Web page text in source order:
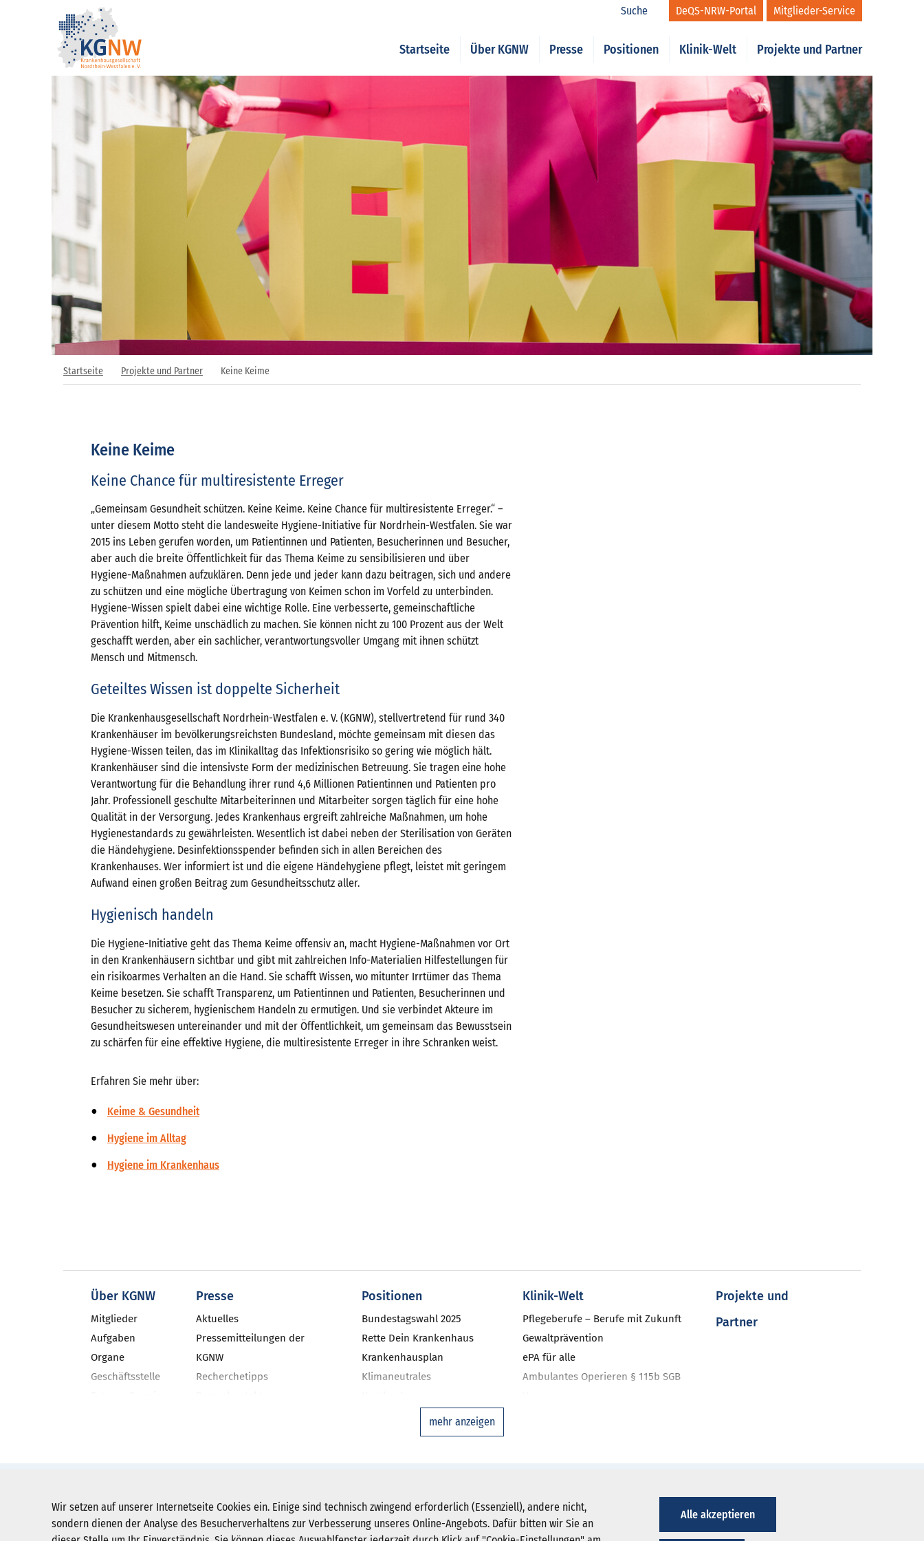
Wir setzen auf unserer Internetseite Cookies ein. Einige sind technisch zwingend erforderlich (Essenziell), andere nicht,
sondern dienen der Analyse des Besucherverhaltens zur Verbesserung unseres Online-Angebots. Dafür bitten wir Sie an
Alle akzeptieren
Suche DeQS-NRW-Portal Mitglieder-Service
Startseite Über KGNW Presse Positionen Klinik-Welt Projekte und Partner
Startseite Projekte und Partner Keine Keime
Keine Keime
Keine Chance für multiresistente Erreger
„Gemeinsam Gesundheit schützen. Keine Keime. Keine Chance für multiresistente Erreger.“ –
unter diesem Motto steht die landesweite Hygiene-Initiative für Nordrhein-Westfalen. Sie war
2015 ins Leben gerufen worden, um Patientinnen und Patienten, Besucherinnen und Besucher,
aber auch die breite Öffentlichkeit für das Thema Keime zu sensibilisieren und über
Hygiene-Maßnahmen aufzuklären. Denn jede und jeder kann dazu beitragen, sich und andere
zu schützen und eine mögliche Übertragung von Keimen schon im Vorfeld zu unterbinden.
Hygiene-Wissen spielt dabei eine wichtige Rolle. Eine verbesserte, gemeinschaftliche
Prävention hilft, Keime unschädlich zu machen. Sie können nicht zu 100 Prozent aus der Welt
geschafft werden, aber ein sachlicher, verantwortungsvoller Umgang mit ihnen schützt
Mensch und Mitmensch.
Geteiltes Wissen ist doppelte Sicherheit
Die Krankenhausgesellschaft Nordrhein-Westfalen e. V. (KGNW), stellvertretend für rund 340
Krankenhäuser im bevölkerungsreichsten Bundesland, möchte gemeinsam mit diesen das
Hygiene-Wissen teilen, das im Klinikalltag das Infektionsrisiko so gering wie möglich hält.
Krankenhäuser sind die intensivste Form der medizinischen Betreuung. Sie tragen eine hohe
Verantwortung für die Behandlung ihrer rund 4,6 Millionen Patientinnen und Patienten pro
Jahr. Professionell geschulte Mitarbeiterinnen und Mitarbeiter sorgen täglich für eine hohe
Qualität in der Versorgung. Jedes Krankenhaus ergreift zahlreiche Maßnahmen, um hohe
Hygienestandards zu gewährleisten. Wesentlich ist dabei neben der Sterilisation von Geräten
die Händehygiene. Desinfektionsspender befinden sich in allen Bereichen des
Krankenhauses. Wer informiert ist und die eigene Händehygiene pflegt, leistet mit geringem
Aufwand einen großen Beitrag zum Gesundheitsschutz aller.
Hygienisch handeln
Die Hygiene-Initiative geht das Thema Keime offensiv an, macht Hygiene-Maßnahmen vor Ort
in den Krankenhäusern sichtbar und gibt mit zahlreichen Info-Materialien Hilfestellungen für
ein risikoarmes Verhalten an die Hand. Sie schafft Wissen, wo mitunter Irrtümer das Thema
Keime besetzen. Sie schafft Transparenz, um Patientinnen und Patienten, Besucherinnen und
Besucher zu sicherem, hygienischem Handeln zu ermutigen. Und sie verbindet Akteure im
Gesundheitswesen untereinander und mit der Öffentlichkeit, um gemeinsam das Bewusstsein
zu schärfen für eine effektive Hygiene, die multiresistente Erreger in ihre Schranken weist.
Erfahren Sie mehr über:
Keime & Gesundheit
Hygiene im Alltag
Hygiene im Krankenhaus
Über KGNW
Mitglieder
Aufgaben
Organe
Geschäftsstelle
Presse
Aktuelles
Pressemitteilungen der
KGNW
Recherchetipps
Positionen
Bundestagswahl 2025
Rette Dein Krankenhaus
Krankenhausplan
Klimaneutrales
Investitionsbarometer NRW
Landtagswahl 2022
Klinik-Welt
Pflegeberufe – Berufe mit Zukunft
Gewaltprävention
ePA für alle
Ambulantes Operieren § 115b SGB
Krankenhausstatistiken
Deutsches Krankenhausverzeichnis
Projekte und
Partner
mehr anzeigen
Newsletter abonnieren
Registrieren
KGNW - Krankenhausgesellschaft Nordrhein-Westfalen e. V.
Humboldtstraße 31,40237 Düsseldorf